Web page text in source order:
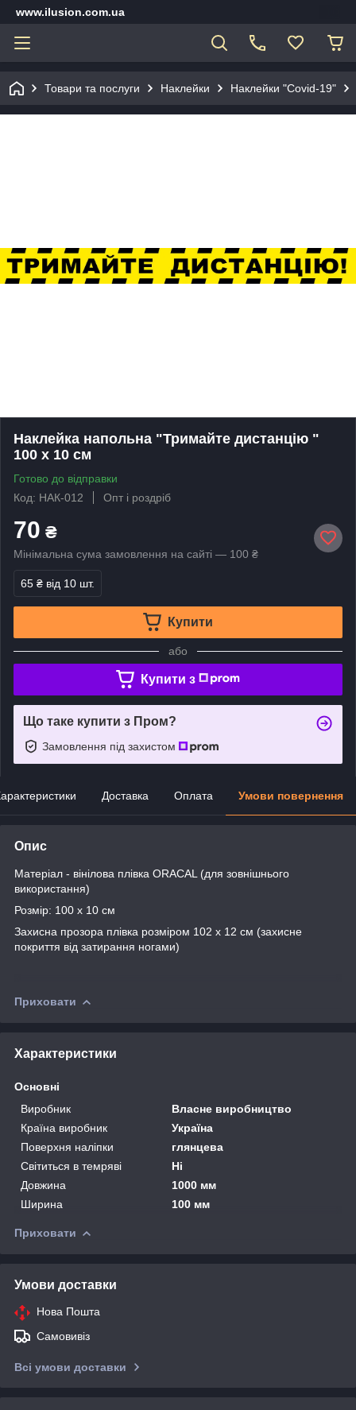
www.ilusion.com.ua
Товари та послуги Наклейки Наклейки "Covid-19"
Наклейка напольна "Тримайте дистанцію "
100 х 10 см
Готово до відправки
Код: НАК-012
Опт і роздріб
70 ₴
Мінімальна сума замовлення на сайті — 100 ₴
65 ₴ від 10 шт.
Купити
або
Купити з
Що таке купити з Пром?
Замовлення під захистом
Доставка Оплата Умови повернення
Опис
Матеріал - вінілова плівка ORACAL (для зовнішнього
використання)
Розмір: 100 х 10 см
Захисна прозора плівка розміром 102 х 12 см (захисне
покриття від затирання ногами)
Приховати
Характеристики
Основні
Виробник
Власне виробництво
Країна виробник
Україна
Поверхня наліпки
глянцева
Світиться в темряві
Ні
Довжина
1000 мм
Ширина
100 мм
Приховати
Умови доставки
Нова Пошта
Самовивіз
Всі умови доставки